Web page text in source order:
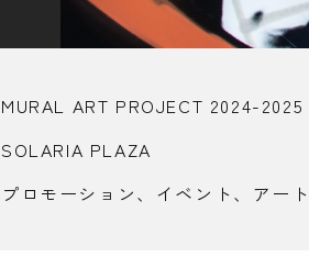
MURAL ART PROJECT 2024-2025
SOLARIA PLAZA
プロモーション、イベント、アー